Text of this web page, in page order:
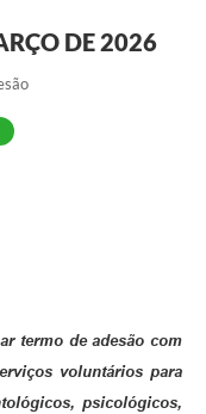
DE 2026
termo de adesão com
voluntários para
psicológicos,